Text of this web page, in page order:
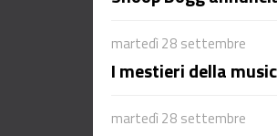
martedì 28 settembre
I mestieri della
martedì 28 settembre